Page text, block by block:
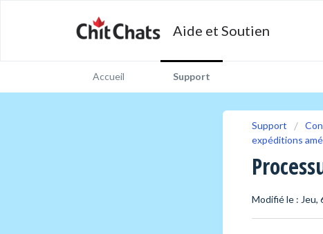
Aide et Soutien
Accueil Support
Support
expéditions
Modifié le : Jeu,